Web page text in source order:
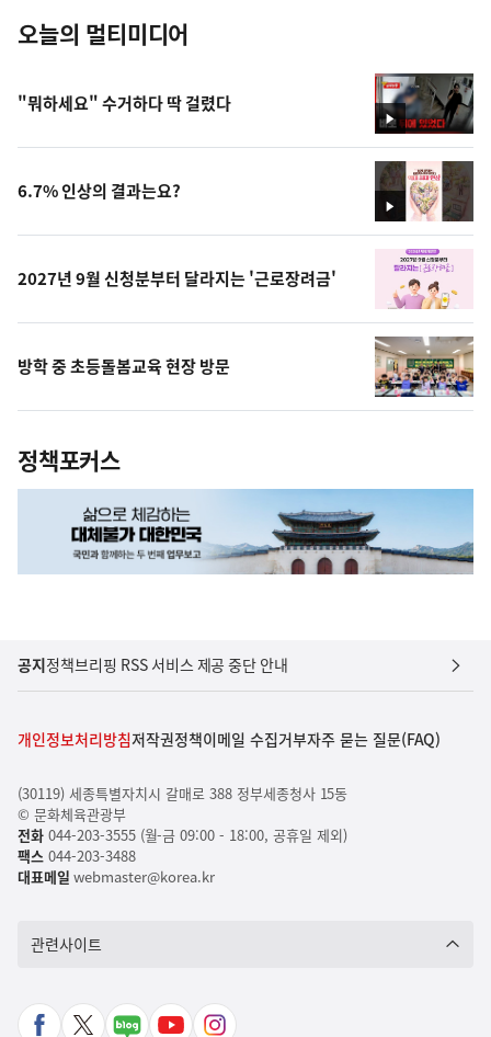
오늘의 멀티미디어
영
상
"뭐하세요" 수거하다 딱 걸렸다
영
상
6.7% 인상의 결과는요?
2027년 9월 신청분부터 달라지는 '근로장려금'
방학 중 초등돌봄교육 현장 방문
정책포커스
공지정책브리핑 RSS 서비스 제공 중단 안내
개인정보처리방침저작권정책이메일 수집거부자주 묻는 질문(FAQ)
(30119) 세종특별자치시 갈매로 388 정부세종청사 15동
© 문화체육관광부
전화044-203-3555 (월-금 09:00 - 18:00, 공휴일 제외)
팩스 044-203-3488
대표메일 webmaster@korea.kr
관련사이트